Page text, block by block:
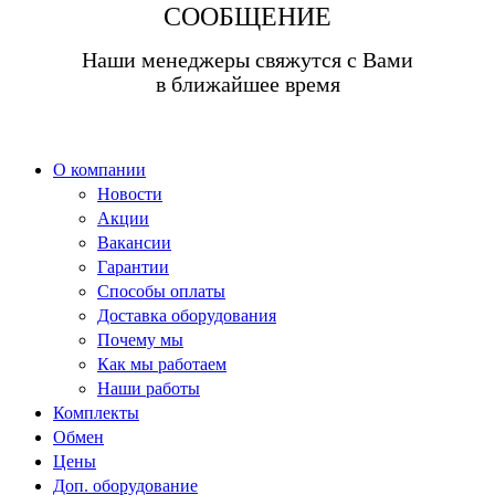
СООБЩЕНИЕ
Наши менеджеры свяжутся с Вами
в ближайшее время
О компании
Новости
Акции
Вакансии
Гарантии
Способы оплаты
Доставка оборудования
Почему мы
Как мы работаем
Наши работы
Комплекты
Обмен
Цены
Доп. оборудование